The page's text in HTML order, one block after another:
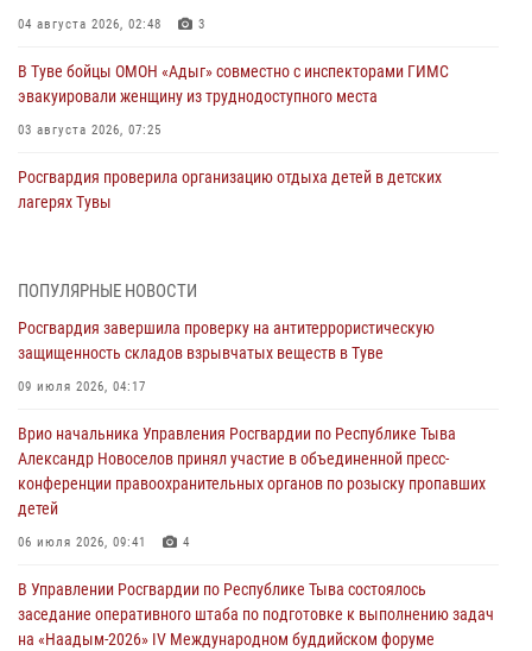
04 августа 2026, 02:48 3
В Туве бойцы ОМОН «Адыг» совместно с инспекторами ГИМС
эвакуировали женщину из труднодоступного места
03 августа 2026, 07:25
Росгвардия проверила организацию отдыха детей в детских
лагерях Тувы
Сотрудники вневедомственной охраны приняли участие в акции
29 июля 2026, 09:41
26 сигналов «Тревога» с автотранспортов отработали экипажи
29 июля 2026, 08:37
В Туве офицер Росгвардии подвела итоги юбилейного личного
забега
28 июля 2026, 07:48
Росгвардеец стал бронзовым призером Чемпионата Тувы по
национальной игре - стрельбе из традиционного лука
ПОПУЛЯРНЫЕ НОВОСТИ
Росгвардия завершила проверку на антитеррористическую
защищенность складов взрывчатых веществ в Туве
09 июля 2026, 04:17
Врио начальника Управления Росгвардии по Республике Тыва
Александр Новоселов принял участие в объединенной пресс-
конференции правоохранительных органов по розыску пропавших
детей
06 июля 2026, 09:41 4
В Управлении Росгвардии по Республике Тыва состоялось
заседание оперативного штаба по подготовке к выполнению задач
на «Наадым-2026» IV Международном буддийском форуме